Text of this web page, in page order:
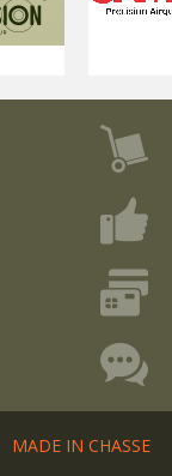
MADE IN CHASSE